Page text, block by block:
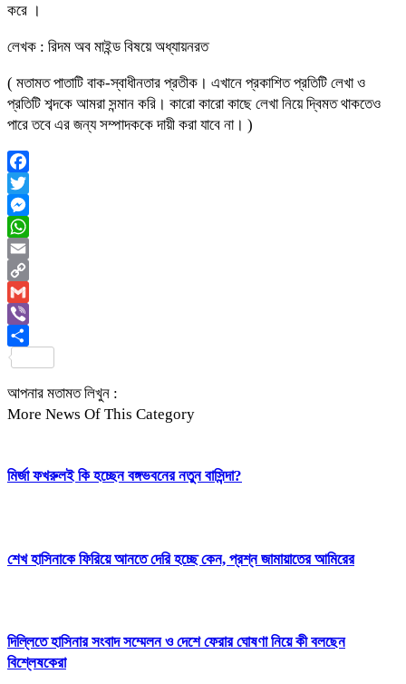
করে ।
লেখক : রিদম অব মাইন্ড বিষয়ে অধ্যায়নরত
( মতামত পাতাটি বাক-স্বাধীনতার প্রতীক। এখানে প্রকাশিত প্রতিটি লেখা ও
প্রতিটি শব্দকে আমরা সন্মান করি। কারো কারো কাছে লেখা নিয়ে দ্বিমত থাকতেও
পারে তবে এর জন্য সম্পাদককে দায়ী করা যাবে না। )
Facebook
Twitter
Messenger
WhatsApp
Email
Copy
Link
Gmail
Viber
আপনার মতামত লিখুন :
More News Of This Category
মির্জা ফখরুলই কি হচ্ছেন বঙ্গভবনের নতুন বাসিন্দা?
শেখ হাসিনাকে ফিরিয়ে আনতে দেরি হচ্ছে কেন, প্রশ্ন জামায়াতের আমিরের
দিল্লিতে হাসিনার সংবাদ সম্মেলন ও দেশে ফেরার ঘোষণা নিয়ে কী বলছেন
বিশ্লেষকেরা